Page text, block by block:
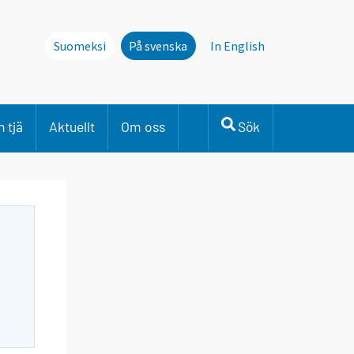
Suomeksi På svenska In English
tjä Aktuellt Om oss Sök